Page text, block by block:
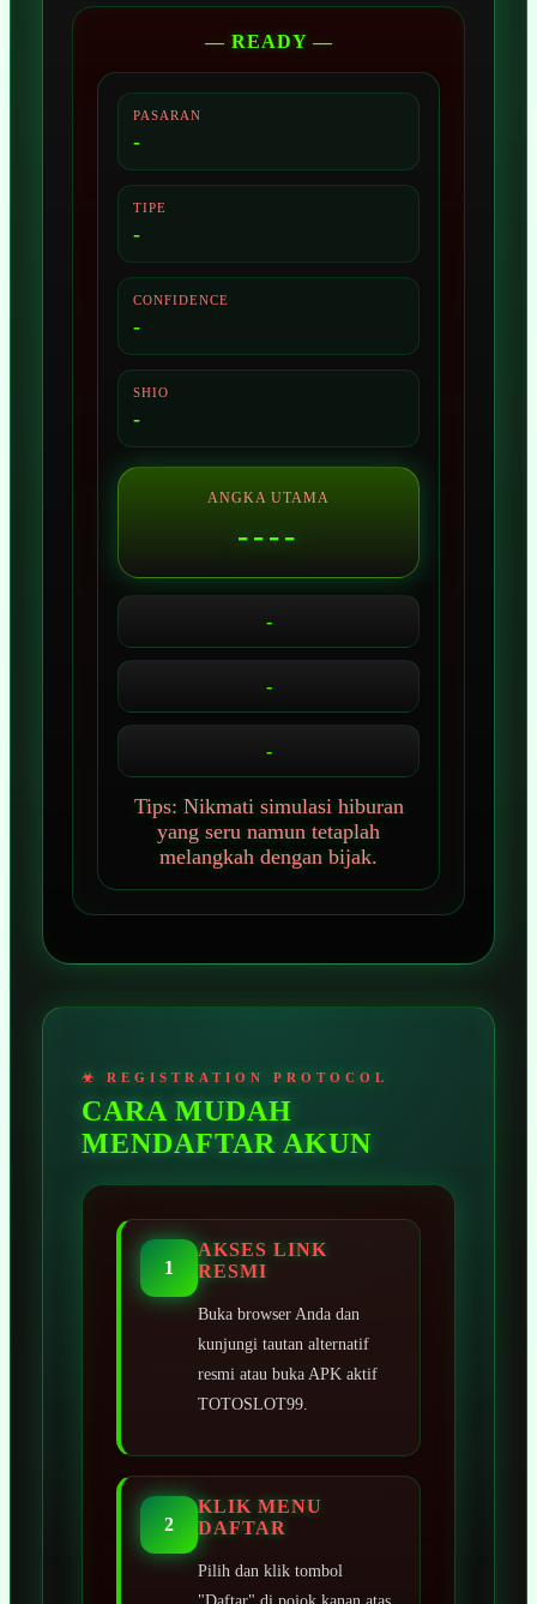
— READY —
PASARAN
-
TIPE
-
CONFIDENCE
-
SHIO
-
ANGKA UTAMA
----
-
-
-
Tips: Nikmati simulasi hiburan
yang seru namun tetaplah
melangkah dengan bijak.
CARA MUDAH
MENDAFTAR AKUN
1
AKSES LINK
RESMI
Buka browser Anda dan
kunjungi tautan alternatif
resmi atau buka APK aktif
TOTOSLOT99.
2
KLIK MENU
DAFTAR
Pilih dan klik tombol